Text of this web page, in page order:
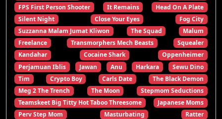
FPS First Person Shooter
It Remains
Head On A Plate
Silent Night
Close Your Eyes
Fog City
Suzzanna Malam Jumat Kliwon
The Squad
Malum
Freelance
Transmorphers Mech Beasts
Squealer
Kandahar
Cocaine Shark
Oppenheimer
Perjamuan Iblis
Jawan Anu Harkara
Sewu Dino
Tim
Crypto Boy Carls Date
The Black Demon
Meg 2 The Trench
The Moon
Stepmom Seductions
Teamskeet Big Titty Hot Taboo Threesome
Japanese Moms
Perv Step Mom
Masturbating
Ratter